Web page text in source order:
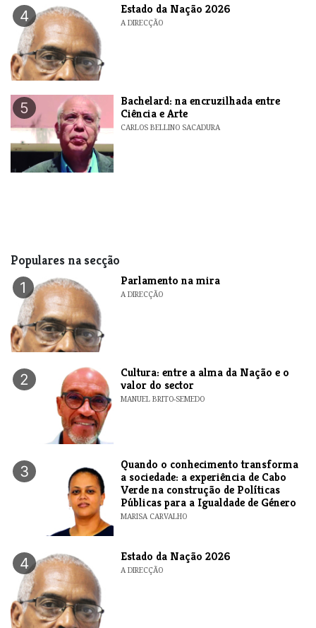
4 Estado da Nação 2026
A DIRECÇÃO
5
Bachelard: na encruzilhada entre
Ciência e Arte
CARLOS BELLINO SACADURA
Populares na secção
1 Parlamento na mira
A DIRECÇÃO
2
Cultura: entre a alma da Nação e o
valor do sector
MANUEL BRITO-SEMEDO
3
Quando o conhecimento transforma
a sociedade: a experiência de Cabo
Verde na construção de Políticas
Públicas para a Igualdade de Género
MARISA CARVALHO
4 Estado da Nação 2026
A DIRECÇÃO